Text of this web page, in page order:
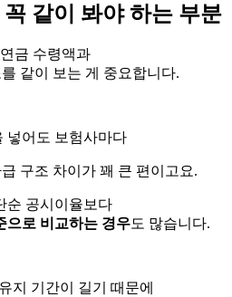
같이 봐야 하는 부분
금 수령액과
같이 보는 게 중요합니다.
넣어도 보험사마다
구조 차이가 꽤 큰 편이고요.
순 공시이율보다
으로 비교하는 경우도 많습니다.
지 기간이 길기 때문에